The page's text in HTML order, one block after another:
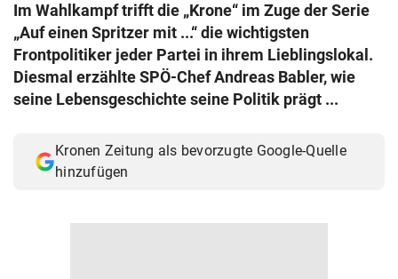
Im Wahlkampf trifft die „Krone“ im Zuge der Serie
„Auf einen Spritzer mit ...“ die wichtigsten
Frontpolitiker jeder Partei in ihrem Lieblingslokal.
Diesmal erzählte SPÖ-Chef Andreas Babler, wie
seine Lebensgeschichte seine Politik prägt ...
Kronen Zeitung als bevorzugte Google-Quelle
hinzufügen